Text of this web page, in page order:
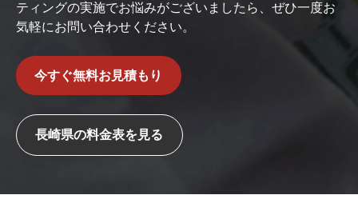
ティングの実施でお悩みがございましたら、ぜひ一度お
気軽にお問い合わせください。
今すぐ無料お見積もり
長崎県の料金表を見る